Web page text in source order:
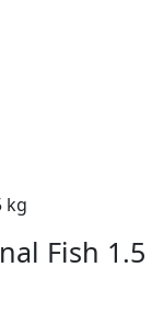
kg
Fish 1.5